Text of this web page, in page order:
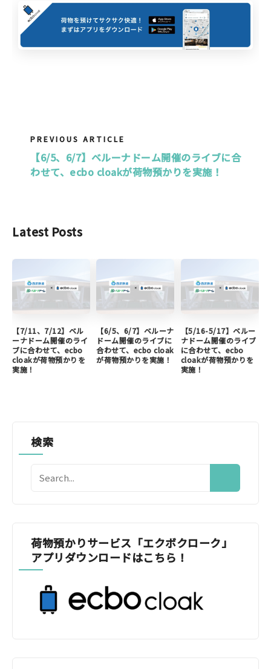
PREVIOUS ARTICLE
【6/5、6/7】ベルーナドーム開催のライブに合
わせて、ecbo cloakが荷物預かりを実施！
Latest Posts
【7/11、7/12】ベル
ーナドーム開催のライ
ブに合わせて、ecbo
cloakが荷物預かりを
実施！
【6/5、6/7】ベルーナ
ドーム開催のライブに
合わせて、ecbo cloak
が荷物預かりを実施！
【5/16-5/17】ベルー
ナドーム開催のライブ
に合わせて、ecbo
cloakが荷物預かりを
実施！
検索
荷物預かりサービス「エクボクローク」
アプリダウンロードはこちら！